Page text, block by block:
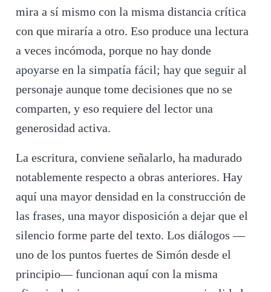
mira a sí mismo con la misma distancia crítica
con que miraría a otro. Eso produce una lectura
a veces incómoda, porque no hay donde
apoyarse en la simpatía fácil; hay que seguir al
personaje aunque tome decisiones que no se
comparten, y eso requiere del lector una
generosidad activa.
La escritura, conviene señalarlo, ha madurado
notablemente respecto a obras anteriores. Hay
aquí una mayor densidad en la construcción de
las frases, una mayor disposición a dejar que el
silencio forme parte del texto. Los diálogos —
uno de los puntos fuertes de Simón desde el
principio— funcionan aquí con la misma